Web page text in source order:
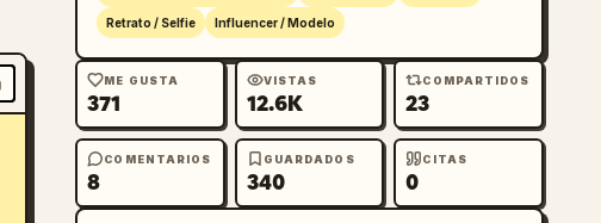
Retrato / Selfie Influencer / Modelo
ME GUSTA
371
VISTAS
12.6K
COMPARTIDOS
23
COMENTARIOS
8
GUARDADOS
340
CITAS
0